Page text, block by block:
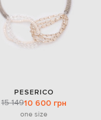
PESERICO
15 14910 600 грн
one size